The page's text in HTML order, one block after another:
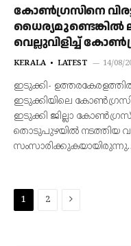
കോൺഗ്രസിനെ
ധൈര്യമുണ്ടെങ്കിൽ
വെല്ലുവിളിച്ച്
KERALA LATEST 14/08/
ഇടുക്കി- ഉത്തരകേരളത്തിൽ
ഇടുക്കിയിലെ
ഇടുക്കി ജില്ലാ കോൺഗ്രസ്
തൊടുപുഴയിൽ നടത്തിയ
1 2 Next